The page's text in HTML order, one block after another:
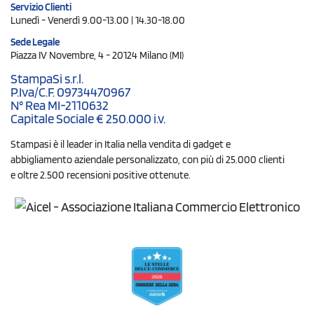
Servizio Clienti
Lunedì - Venerdì 9.00-13.00 | 14.30-18.00
Sede Legale
Piazza IV Novembre, 4 - 20124 Milano (MI)
StampaSi s.r.l.
P.Iva/C.F. 09734470967
N° Rea MI-2110632
Capitale Sociale € 250.000 i.v.
Stampasi è il leader in Italia nella vendita di gadget e
abbigliamento aziendale personalizzato, con più di 25.000 clienti
e oltre 2.500 recensioni positive ottenute.